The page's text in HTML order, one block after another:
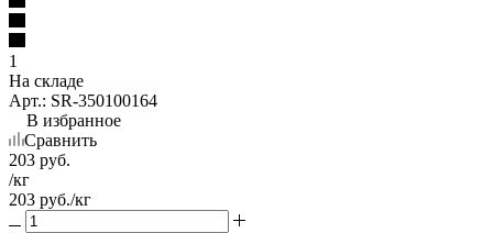
1
На складе
Арт.: SR-350100164
В избранное
Сравнить
203 руб.
/кг
203 руб./кг